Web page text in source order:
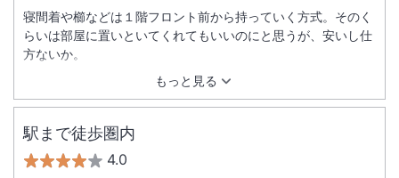
もっと見る
寝間着や櫛などは１階フロント前から持っていく方式。そのく
らいは部屋に置いといてくれてもいいのにと思うが、安いし仕
方ないか。
駅まで徒歩圏内
4.0